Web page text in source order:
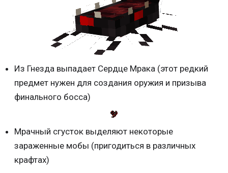
Из Гнезда выпадает Сердце Мрака (этот редкий
предмет нужен для создания оружия и призыва
финального босса)
Мрачный сгусток выделяют некоторые
зараженные мобы (пригодиться в различных
крафтах)